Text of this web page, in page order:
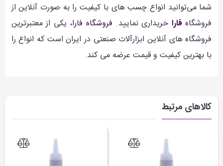
شما می‌توانید انواع چسب های با کیفیت را به صورت آنلاین از
فروشگاه فارا خریداری نمایید. فروشگاه فارا، یکی از معتبرترین
فروشگاه های آنلاین ابزارآلات صنعتی در ایران است که انواع را
با بهترین کیفیت و قیمت عرضه می کند.
کالاهای مرتبط